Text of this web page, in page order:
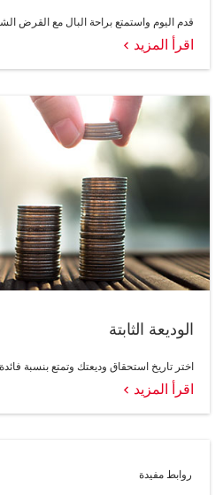
قدم اليوم واستمتع براحة البال مع القرض
اقرأ المزيد
الوديعة الثابتة
اختر تاريخ استحقاق وديعتك وتمتع بنسبة
اقرأ المزيد
روابط مفيدة